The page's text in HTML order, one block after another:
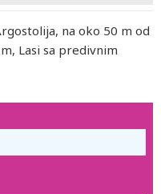
na oko 50 m od
Lasi sa predivnim